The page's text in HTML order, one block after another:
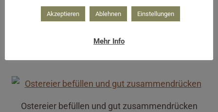
Anschließend vorsichtig auseinander
nehmen. Sollten sich die Form nicht gleich
lösen mit dem Finger oder einem Löffel leicht
Ostereier befüllen und gut zusammendrücken
Akzeptieren Ablehnen Einstellungen
Mehr Info